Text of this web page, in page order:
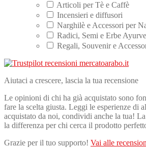
Articoli per Tè e Caffè
Incensieri e diffusori
Narghilè e Accessori per
Radici, Semi e Erbe
Regali, Souvenir e
Aiutaci a crescere, lascia la tua recensione
Le opinioni di chi ha già acquistato sono
fare la scelta giusta. Leggi le esperienze di
acquistato da noi, condividi anche la tua!
la differenza per chi cerca il prodotto
Grazie per il tuo supporto! Vai alle